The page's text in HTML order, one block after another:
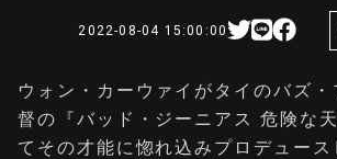
2022-08-04 15:00:00
ウォン・カーウァイがタイのバズ
督の『バッド・ジーニアス 危険な
てその才能に惚れ込みプロデュー